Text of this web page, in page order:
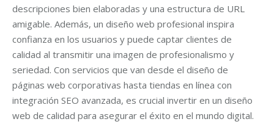
descripciones bien elaboradas y una estructura de URL
amigable. Además, un diseño web profesional inspira
confianza en los usuarios y puede captar clientes de
calidad al transmitir una imagen de profesionalismo y
seriedad. Con servicios que van desde el diseño de
páginas web corporativas hasta tiendas en línea con
integración SEO avanzada, es crucial invertir en un diseño
web de calidad para asegurar el éxito en el mundo digital.